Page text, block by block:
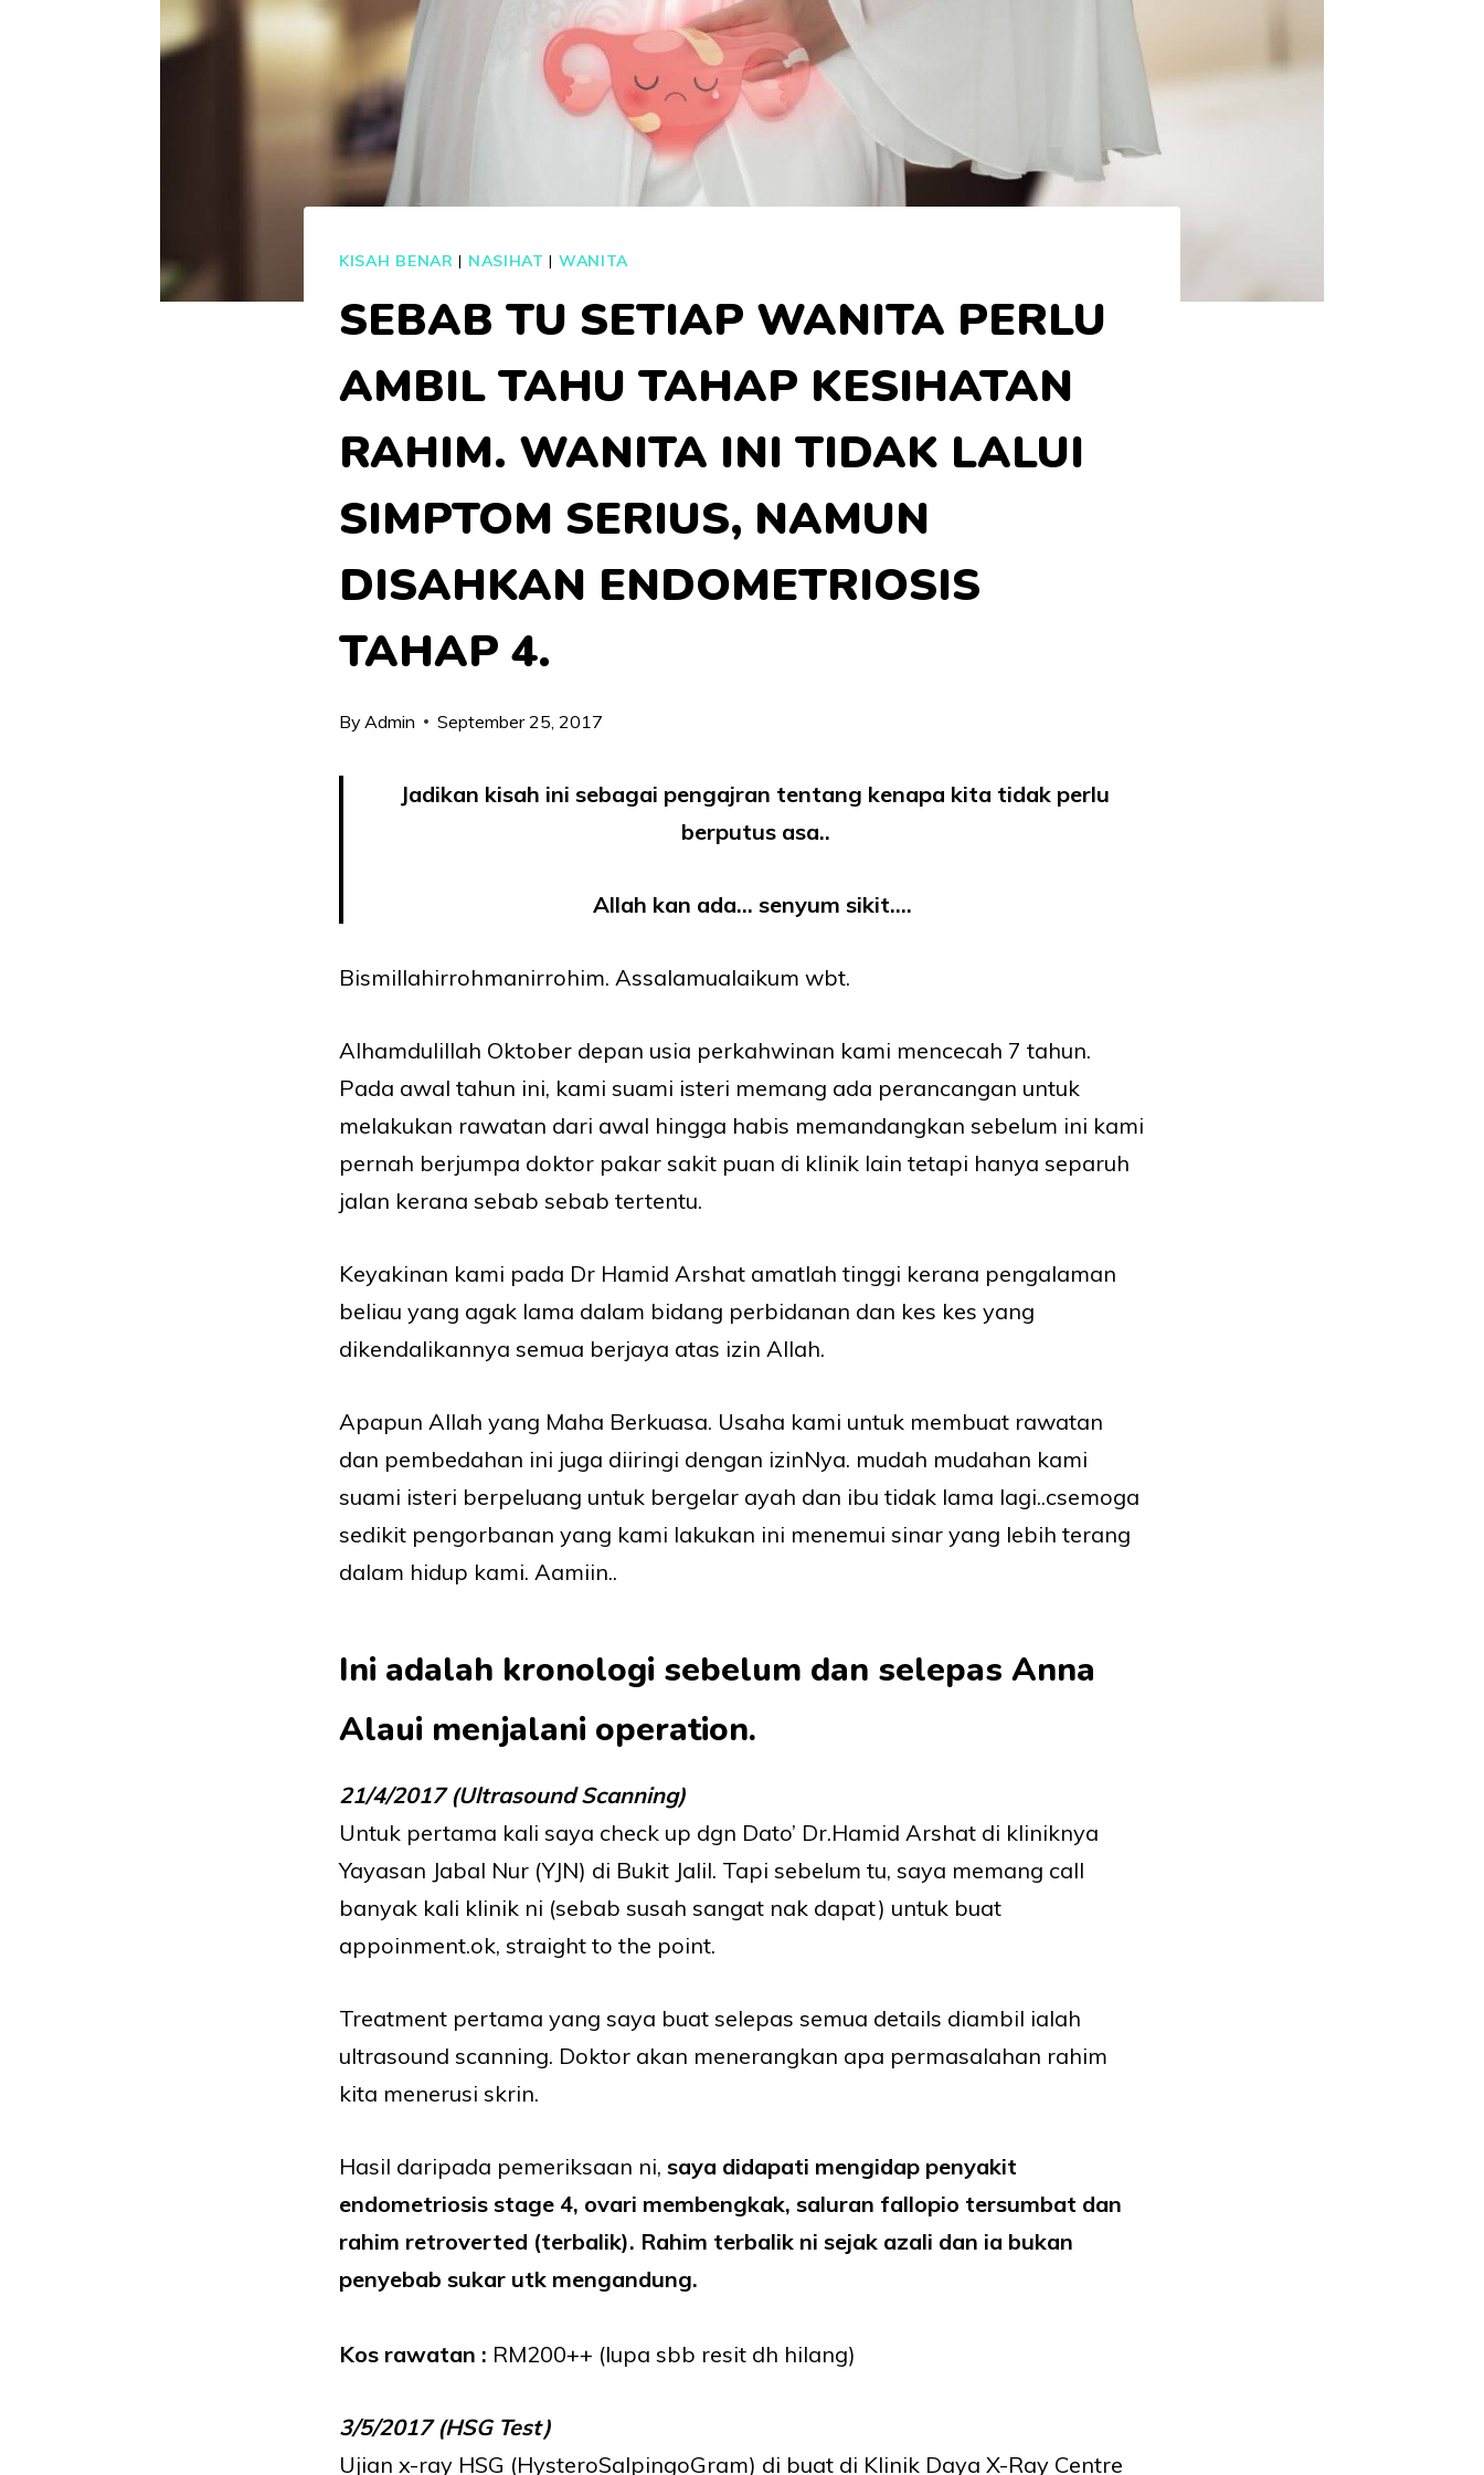
KISAH BENAR | NASIHAT | WANITA
SEBAB TU SETIAP WANITA PERLU
AMBIL TAHU TAHAP KESIHATAN
RAHIM. WANITA INI TIDAK LALUI
SIMPTOM SERIUS, NAMUN
DISAHKAN ENDOMETRIOSIS
TAHAP 4.
By Admin September 25, 2017
Jadikan kisah ini sebagai pengajran tentang kenapa kita tidak perlu
berputus asa..
Allah kan ada… senyum sikit….
Bismillahirrohmanirrohim. Assalamualaikum wbt.
Alhamdulillah Oktober depan usia perkahwinan kami mencecah 7 tahun.
Pada awal tahun ini, kami suami isteri memang ada perancangan untuk
melakukan rawatan dari awal hingga habis memandangkan sebelum ini kami
pernah berjumpa doktor pakar sakit puan di klinik lain tetapi hanya separuh
jalan kerana sebab sebab tertentu.
Keyakinan kami pada Dr Hamid Arshat amatlah tinggi kerana pengalaman
beliau yang agak lama dalam bidang perbidanan dan kes kes yang
dikendalikannya semua berjaya atas izin Allah.
Apapun Allah yang Maha Berkuasa. Usaha kami untuk membuat rawatan
dan pembedahan ini juga diiringi dengan izinNya. mudah mudahan kami
suami isteri berpeluang untuk bergelar ayah dan ibu tidak lama lagi..csemoga
sedikit pengorbanan yang kami lakukan ini menemui sinar yang lebih terang
dalam hidup kami. Aamiin..
Ini adalah kronologi sebelum dan selepas Anna
Alaui menjalani operation.
21/4/2017 (Ultrasound Scanning)
Untuk pertama kali saya check up dgn Dato’ Dr.Hamid Arshat di kliniknya
Yayasan Jabal Nur (YJN) di Bukit Jalil. Tapi sebelum tu, saya memang call
banyak kali klinik ni (sebab susah sangat nak dapat) untuk buat
appoinment.ok, straight to the point.
Treatment pertama yang saya buat selepas semua details diambil ialah
ultrasound scanning. Doktor akan menerangkan apa permasalahan rahim
kita menerusi skrin.
Hasil daripada pemeriksaan ni, saya didapati mengidap penyakit
endometriosis stage 4, ovari membengkak, saluran fallopio tersumbat dan
rahim retroverted (terbalik). Rahim terbalik ni sejak azali dan ia bukan
penyebab sukar utk mengandung.
Kos rawatan : RM200++ (lupa sbb resit dh hilang)
3/5/2017 (HSG Test)
Ujian x-ray HSG (HysteroSalpingoGram) di buat di Klinik Daya X-Ray Centre